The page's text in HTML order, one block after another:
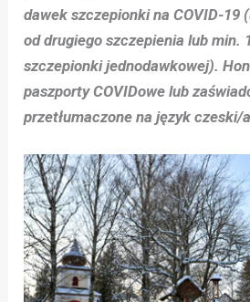
dawek szczepionki na COVID-19
od drugiego szczepienia lub min.
szczepionki jednodawkowej).
paszporty COVIDowe lub
przetłumaczone na język czeski/